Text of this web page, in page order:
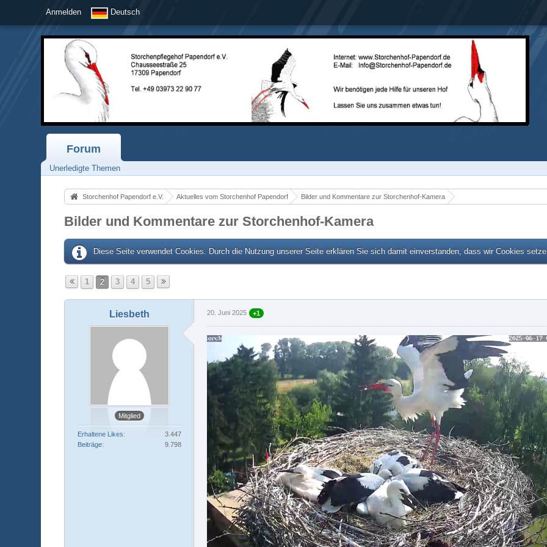
Anmelden Deutsch
Forum
Unerledigte Themen
Storchenhof Papendorf e.V. Aktuelles vom Storchenhof Papendorf Bilder und Kommentare zur Storchenhof-Kamera
Bilder und Kommentare zur Storchenhof-Kamera
Diese Seite verwendet Cookies. Durch die Nutzung unserer Seite erklären Sie sich damit einverstanden, dass wir Cookies
1 2 3 4 5
Liesbeth
Mitglied
Erhaltene Likes
3.447
Beiträge
9.798
20. Juni 2025 +1